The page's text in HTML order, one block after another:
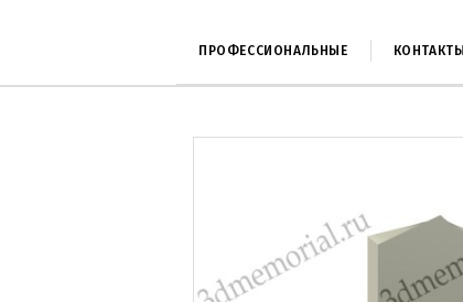
ПРОФЕССИОНАЛЬНЫЕ КОНТАКТЫ